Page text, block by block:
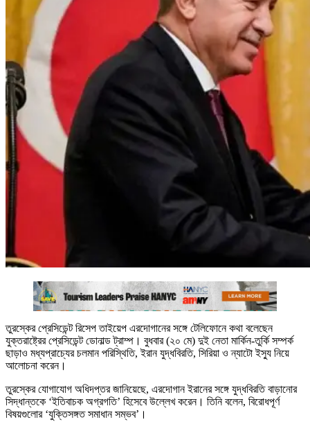
তুরস্কের প্রেসিডেন্ট রিসেপ তাইয়েপ এরদোগানের সঙ্গে টেলিফোনে কথা বলেছেন
যুক্তরাষ্ট্রের প্রেসিডেন্ট ডোনাল্ড ট্রাম্প। বুধবার (২০ মে) দুই নেতা মার্কিন-তুর্কি সম্পর্ক
ছাড়াও মধ্যপ্রাচ্যের চলমান পরিস্থিতি, ইরান যুদ্ধবিরতি, সিরিয়া ও ন্যাটো ইস্যু নিয়ে
আলোচনা করেন।
তুরস্কের যোগাযোগ অধিদপ্তর জানিয়েছে, এরদোগান ইরানের সঙ্গে যুদ্ধবিরতি বাড়ানোর
সিদ্ধান্তকে ‘ইতিবাচক অগ্রগতি’ হিসেবে উল্লেখ করেন। তিনি বলেন, বিরোধপূর্ণ
বিষয়গুলোর ‘যুক্তিসঙ্গত সমাধান সম্ভব’।